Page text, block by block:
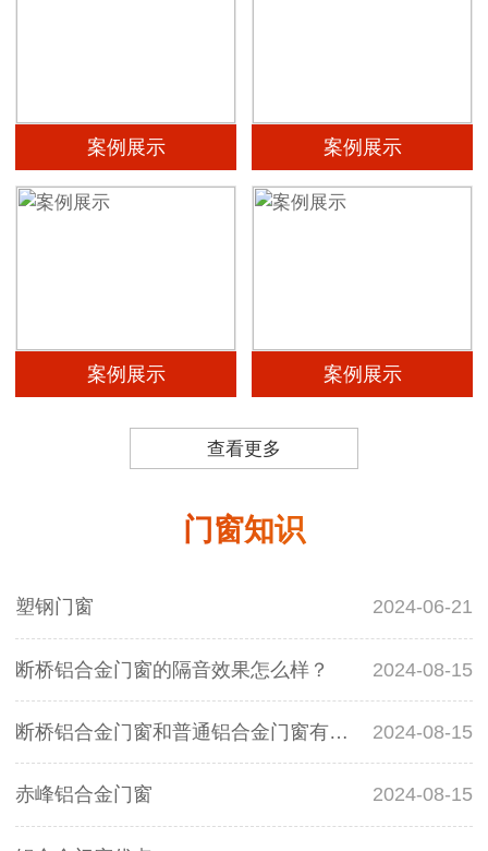
案例展示 案例展示
案例展示 案例展示
查看更多
门窗知识
塑钢门窗 2024-06-21
断桥铝合金门窗的隔音效果怎么样？ 2024-08-15
断桥铝合金门窗和普通铝合金门窗有什么区别？ 2024-08-15
赤峰铝合金门窗 2024-08-15